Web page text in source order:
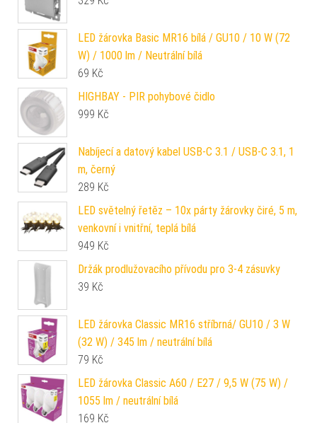
LED žárovka Basic MR16 bílá / GU10 / 10 W (72
W) / 1000 lm / Neutrální bílá
69 Kč
HIGHBAY - PIR pohybové čidlo
999 Kč
Nabíjecí a datový kabel USB-C 3.1 / USB-C 3.1, 1
m, černý
289 Kč
LED světelný řetěz – 10x párty žárovky čiré, 5 m,
venkovní i vnitřní, teplá bílá
949 Kč
Držák prodlužovacího přívodu pro 3-4 zásuvky
39 Kč
LED žárovka Classic MR16 stříbrná/ GU10 / 3 W
(32 W) / 345 lm / neutrální bílá
79 Kč
LED žárovka Classic A60 / E27 / 9,5 W (75 W) /
1055 lm / neutrální bílá
169 Kč